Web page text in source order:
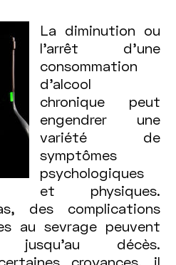
La diminution ou
l’arrêt d’une
consommation
d’alcool
chronique peut
engendrer une
variété de
symptômes
psychologiques
et physiques.
des complications
au sevrage peuvent
décès.
croyances, il